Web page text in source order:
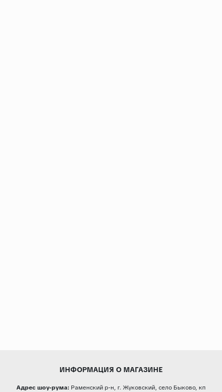
ИНФОРМАЦИЯ О МАГАЗИНЕ
Адрес шоу-рума: Раменский р-н, г. Жуковский, село Быково, кп